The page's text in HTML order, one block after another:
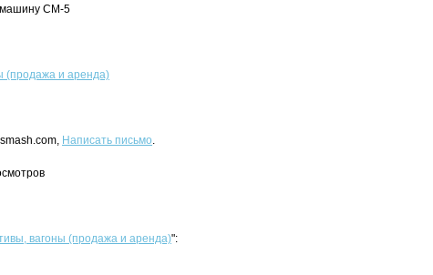
машину СМ-5
(продажа и аренда)
Написать письмо.
вагоны (продажа и аренда)":